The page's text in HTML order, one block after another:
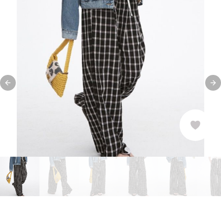
Previous slide